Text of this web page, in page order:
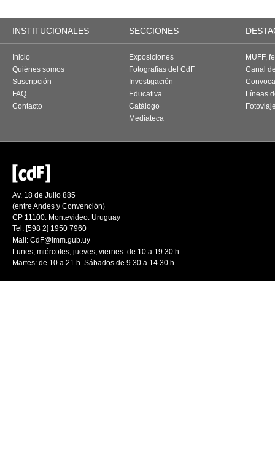
INSTITUCIONALES SECCIONES
Inicio
Quiénes somos
Suscripción
FAQ
Contacto
Exposiciones
Fotografías del CdF
Investigación
Educativa
Catálogo
Mediateca
MUFF,
Canal
Líneas
Av. 18 de Julio 885
(entre Andes y Convención)
CP 11100. Montevideo. Uruguay
Tel: [598 2] 1950 7960
Mail: CdF@imm.gub.uy
Lunes, miércoles, jueves, viernes: de 10 a 19.30 h.
Martes: de 10 a 21 h. Sábados de 9.30 a 14.30 h.